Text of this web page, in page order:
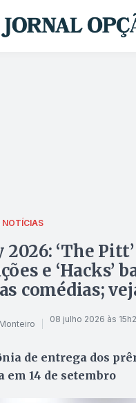
NOTÍCIAS
2026: ‘The
e ‘Hacks’
comédias;
08 julho 2026 às
de entrega dos
em 14 de setembro